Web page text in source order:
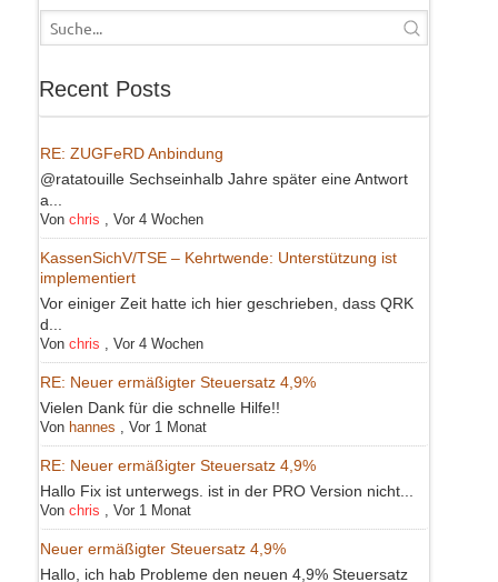
Recent Posts
RE: ZUGFeRD Anbindung
@ratatouille Sechseinhalb Jahre später eine Antwort
a...
Von chris Vor 4 Wochen
KassenSichV/TSE – Kehrtwende: Unterstützung ist
implementiert
Vor einiger Zeit hatte ich hier geschrieben, dass QRK
d...
Von chris Vor 4 Wochen
RE: Neuer ermäßigter Steuersatz 4,9%
Vielen Dank für die schnelle Hilfe!!
Von hannes Vor 1 Monat
RE: Neuer ermäßigter Steuersatz 4,9%
Hallo Fix ist unterwegs. ist in der PRO Version nicht...
Von chris Vor 1 Monat
Neuer ermäßigter Steuersatz 4,9%
Hallo, ich hab Probleme den neuen 4,9% Steuersatz